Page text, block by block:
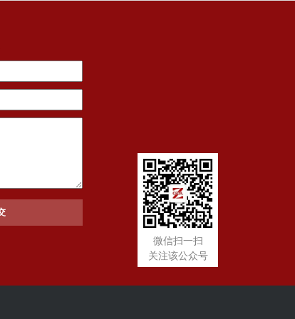
微信扫一扫
关注该公众号